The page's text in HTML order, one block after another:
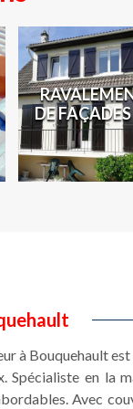
DE
à Bouquehault est
Spécialiste en la
Avec